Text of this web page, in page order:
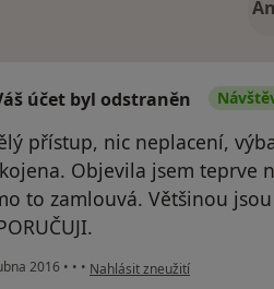
účet byl odstraněn
přístup, nic neplacení,
Objevila jsem teprve
to zamlouvá. Většinou
2016 • • • podle názoru uživatele Váš
Nahlásit zneužití